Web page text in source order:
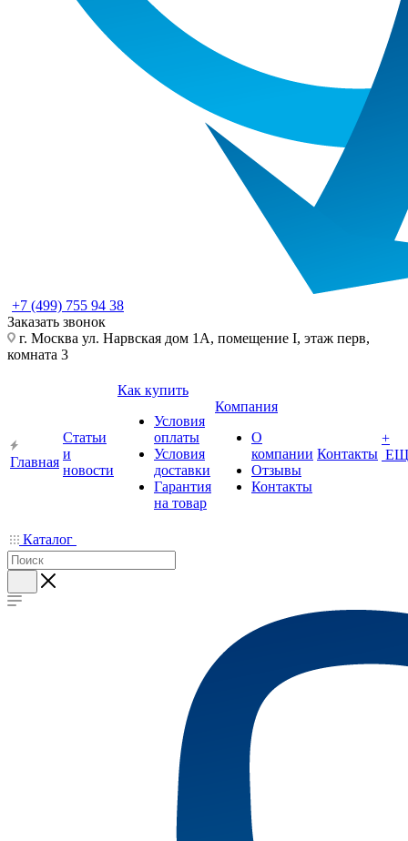
+7 (499) 755 94 38
Заказать звонок
г. Москва ул. Нарвская дом 1А, помещение I, этаж перв,
комната 3
Главная
Статьи
и
новости
Как купить
Условия
оплаты
Условия
доставки
Гарантия
на товар
Компания
О
компании
Отзывы
Контакты
Контакты
+
Каталог